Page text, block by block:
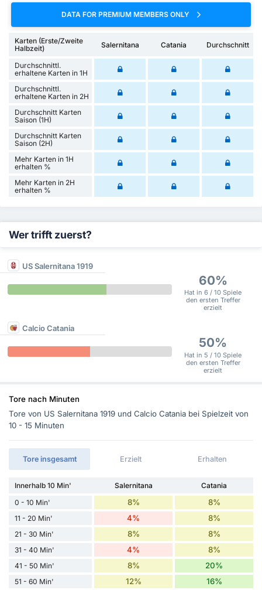
DATA FOR PREMIUM MEMBERS ONLY
Karten (Erste/Zweite
Halbzeit)
Salernitana Catania Durchschnitt
Durchschnittl.
erhaltene Karten in 1H
Durchschnittl.
erhaltene Karten in 2H
Durchschnitt Karten
Saison (1H)
Durchschnitt Karten
Saison (2H)
Mehr Karten in 1H
erhalten %
Mehr Karten in 2H
erhalten %
Wer trifft zuerst?
US Salernitana 1919
60%
Hat in 6 / 10 Spiele
den ersten Treffer
erzielt
Calcio Catania
50%
Hat in 5 / 10 Spiele
den ersten Treffer
erzielt
Tore nach Minuten
Tore von US Salernitana 1919 und Calcio Catania bei Spielzeit von
10 - 15 Minuten
Tore insgesamt Erzielt Erhalten
Innerhalb 10 Min' Salernitana
Catania
0 - 10 Min'
8% 8%
11 - 20 Min' 4% 8%
21 - 30 Min' 8% 8%
31 - 40 Min' 4% 8%
41 - 50 Min' 8% 20%
51 - 60 Min' 12% 16%